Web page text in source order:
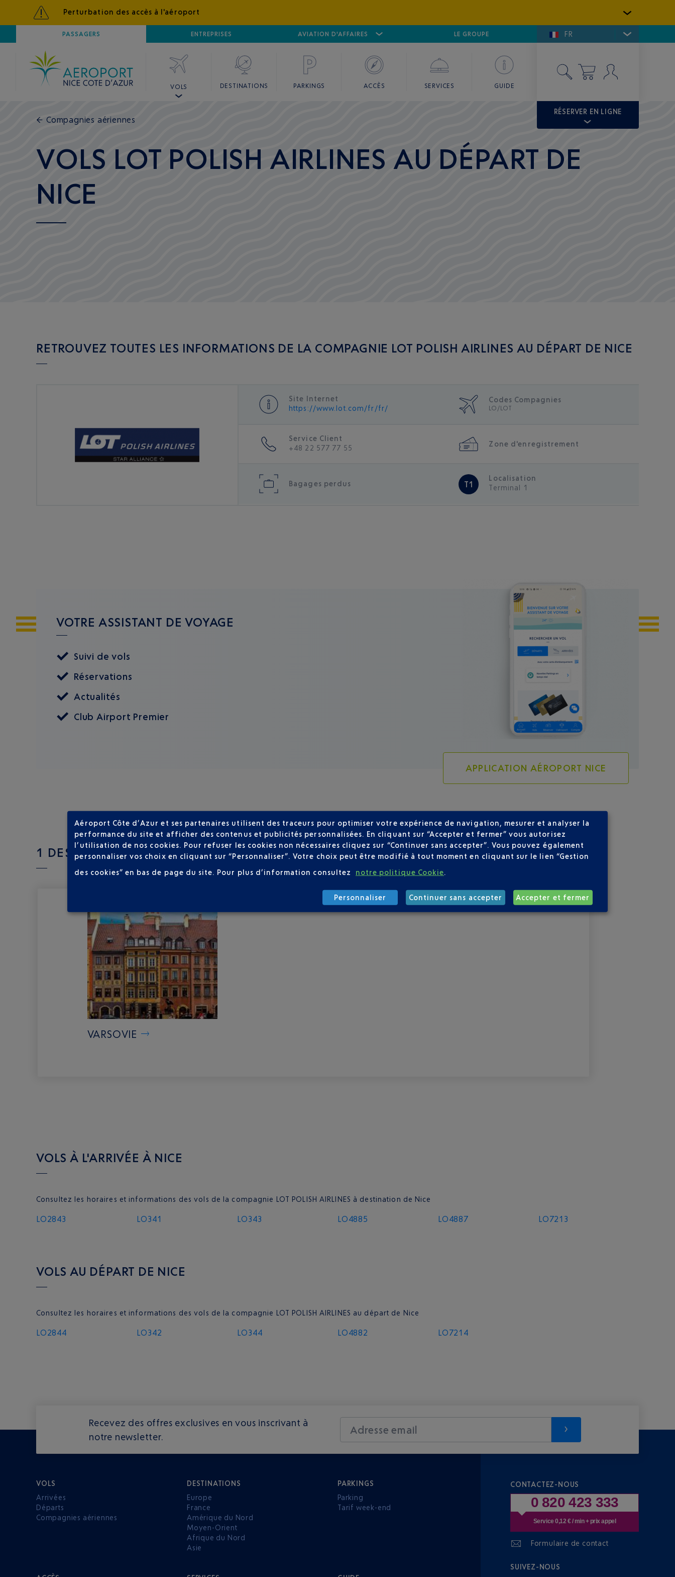
Perturbation des accès à l'aéroport
PASSAGERS ENTREPRISES AVIATION D'AFFAIRES
AÉROPORTNICE CÔTE D'AZUR AÉROPORT CANNES MANDELIEU GOLFE DE SAINT-TROPEZ
LE GROUPE FR
VOLS DESTINATIONS PARKINGS ACCÈS SERVICES GUIDE
RÉSERVER EN LIGNE
← Compagnies aériennes
VOLS LOT POLISH AIRLINES AU DÉPART DE
NICE
RETROUVEZ TOUTES LES INFORMATIONS DE LA COMPAGNIE LOT POLISH AIRLINES AU DÉPART DE NICE
Site Internet
https://www.lot.com/fr/fr/
Codes Compagnies
LO/LOT
Service Client
+48 22 577 77 55
Zone d'enregistrement
Bagages perdus T1
Localisation
Terminal 1
VOTRE ASSISTANT DE VOYAGE
Suivi de vols
Réservations
Actualités
Club Airport Premier
APPLICATION AÉROPORT NICE
1 DESTINATIONS AVEC LOT POLISH AIRLINES AU DÉPART DE NICE
VARSOVIE
VOLS À L'ARRIVÉE À NICE
Consultez les horaires et informations des vols de la compagnie LOT POLISH AIRLINES à destination de Nice
LO2843 LO341 LO343 LO4885 LO4887 LO7213
VOLS AU DÉPART DE NICE
Consultez les horaires et informations des vols de la compagnie LOT POLISH AIRLINES au départ de Nice
LO2844 LO342 LO344 LO4882 LO7214
Recevez des offres exclusives en vous inscrivant à
notre newsletter.
Adresse email
VOLS
Arrivées
Départs
Compagnies aériennes
DESTINATIONS
Europe
France
Amérique du Nord
Moyen-Orient
Afrique du Nord
Asie
PARKINGS
Parking
Tarif week-end
CONTACTEZ-NOUS
0 820 423 333
Service 0,12 € / min + prix appel
Formulaire de contact
SUIVEZ-NOUS
Aéroport Côte d’Azur et ses partenaires utilisent des traceurs pour optimiser votre expérience de navigation, mesurer et analyser la
performance du site et afficher des contenus et publicités personnalisées. En cliquant sur “Accepter et fermer” vous autorisez
l’utilisation de nos cookies. Pour refuser les cookies non nécessaires cliquez sur “Continuer sans accepter”. Vous pouvez également
personnaliser vos choix en cliquant sur “Personnaliser”. Votre choix peut être modifié à tout moment en cliquant sur le lien “Gestion
des cookies” en bas de page du site. Pour plus d’information consultez notre politique Cookie
Personnaliser Continuer sans accepter Accepter et fermer